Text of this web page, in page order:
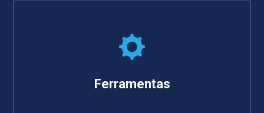
Ferramentas